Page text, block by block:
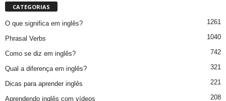
CATEGORIAS
O que significa em inglês? 1261
Phrasal Verbs 1040
Como se diz em inglês? 742
Qual a diferença em inglês? 321
Dicas para aprender inglês 221
Aprendendo inglês com vídeos 208